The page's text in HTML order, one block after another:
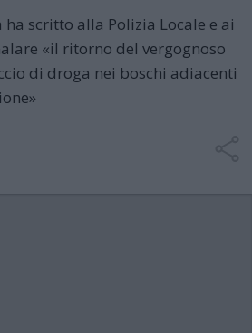
ha scritto alla Polizia Locale e ai
«il ritorno del vergognoso
di droga nei boschi adiacenti